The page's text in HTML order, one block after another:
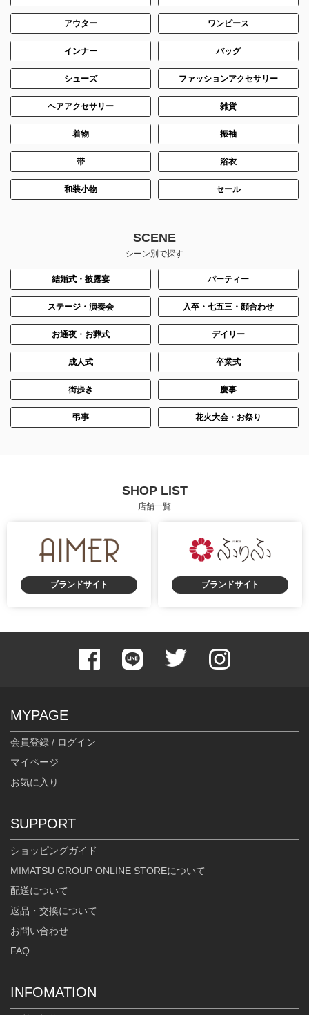
アウター ワンピース
インナー バッグ
シューズ ファッションアクセサリー
ヘアアクセサリー 雑貨
着物 振袖
帯 浴衣
和装小物 セール
SCENE
シーン別で探す
結婚式・披露宴 パーティー
ステージ・演奏会 入卒・七五三・顔合わせ
お通夜・お葬式 デイリー
成人式 卒業式
街歩き 慶事
弔事 花火大会・お祭り
SHOP LIST
店舗一覧
ブランドサイト ブランドサイト
MYPAGE
会員登録 / ログイン
マイページ
お気に入り
SUPPORT
ショッピングガイド
MIMATSU GROUP ONLINE STOREについて
配送について
返品・交換について
お問い合わせ
FAQ
INFOMATION